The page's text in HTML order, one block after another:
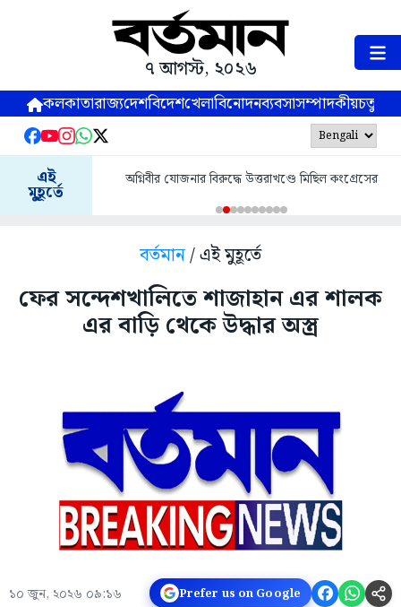
৭ আগস্ট, ২০২৬
কলকাতারাজ্যদেশবিদেশখেলাবিনোদনব্যবসাসম্পাদকীয়
এই
মুহূর্তে
অগ্নিবীর যোজনার বিরুদ্ধে উত্তরাখণ্ডে মিছিল কংগ্রেসের
বর্তমান/ এই মুহূর্তে
ফের সন্দেশখালিতে শাজাহান এর শালক
এর বাড়ি থেকে উদ্ধার অস্ত্র
১০ জুন, ২০২৬ ০৯:১৬ Prefer us on Google